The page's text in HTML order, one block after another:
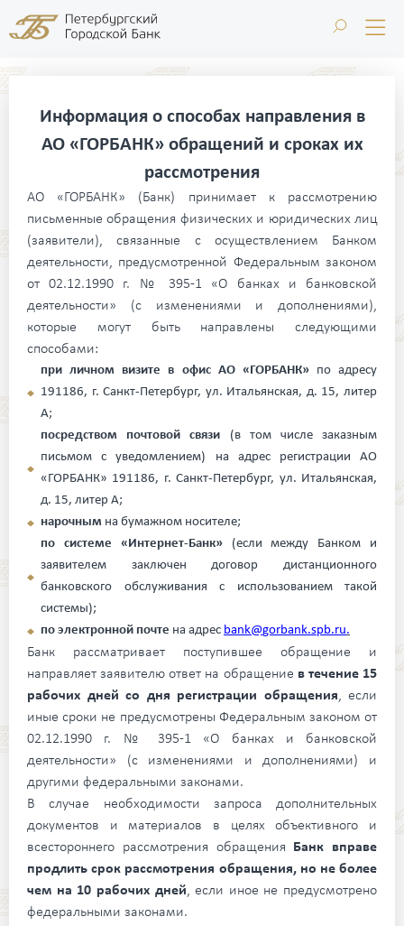
Информация о способах направления в
АО «ГОРБАНК» обращений и сроках их
рассмотрения
АО «ГОРБАНК» (Банк) принимает к рассмотрению
письменные обращения физических и юридических лиц
(заявители), связанные с осуществлением Банком
деятельности, предусмотренной Федеральным законом
от 02.12.1990 г. № 395-1 «О банках и банковской
деятельности» (с изменениями и дополнениями),
которые могут быть направлены следующими
способами:
при личном визите в офис АО «ГОРБАНК»по адресу
191186, г. Санкт-Петербург, ул. Итальянская, д. 15, литер
А;
посредством почтовой связи (в том числе заказным
письмом с уведомлением) на адрес регистрации АО
«ГОРБАНК» 191186, г. Санкт-Петербург, ул. Итальянская,
д. 15, литер А;
нарочным на бумажном носителе;
по системе «Интернет-Банк»(если между Банком и
заявителем заключен договор дистанционного
банковского обслуживания с использованием такой
системы);
по электронной почте на адрес bank@gorbank.spb.ru.
Банк рассматривает поступившее обращение и
направляет заявителю ответ на обращение в течение 15
рабочих дней со дня регистрации обращения, если
иные сроки не предусмотрены Федеральным законом от
02.12.1990 г. № 395-1 «О банках и банковской
деятельности» (с изменениями и дополнениями) и
другими федеральными законами.
В случае необходимости запроса дополнительных
документов и материалов в целях объективного и
всестороннего рассмотрения обращения
Банк вправе
продлить срок рассмотрения обращения, но не более
чем на 10 рабочих дней, если иное не предусмотрено
федеральными законами.